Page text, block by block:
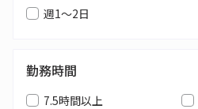
週1～2日
勤務時間
7.5時間以上